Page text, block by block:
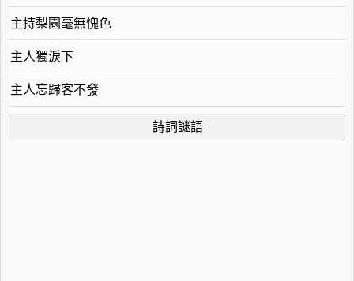
主持梨園毫無愧色
主人獨淚下
主人忘歸客不發
詩詞謎語